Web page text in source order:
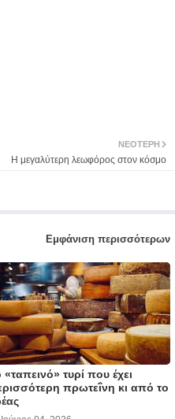
ΝΕΌΤΕΡΗ
Η μεγαλύτερη λεωφόρος στον κόσμο
Εμφάνιση περισσότερων
«ταπεινό» τυρί που έχει
πρωτεΐνη κι από το